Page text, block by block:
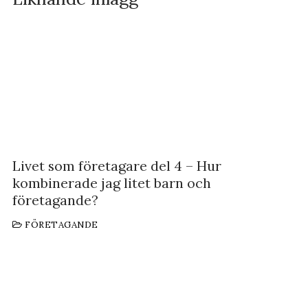
Livet som företagare del 4 – Hur
kombinerade jag litet barn och
företagande?
FÖRETAGANDE